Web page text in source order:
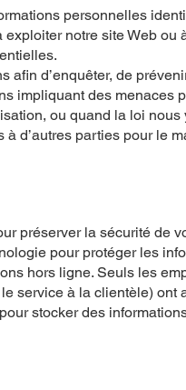
personnelles
notre site Web ou
afin d’enquêter, de
impliquant des menaces
ou quand la loi nous
d’autres parties pour le
préserver la sécurité de
pour protéger les
hors ligne. Seuls les
service à la clientèle) ont
stocker des